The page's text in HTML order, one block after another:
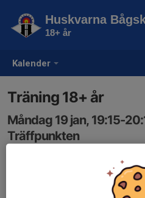
Kalender
Huskvarna
18+ år
Träning 18+ år
Måndag 19 jan, 19:15-
Träffpunkten